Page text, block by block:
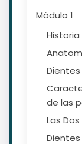
Módulo 1
de las
Las